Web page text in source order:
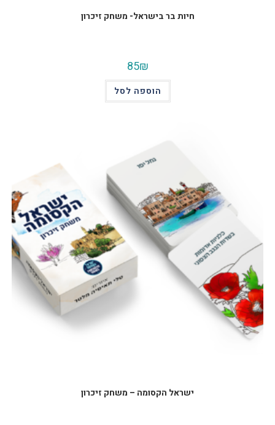
חיות בר בישראל- משחק זיכרון
85₪
הוספה לסל
ישראל הקסומה – משחק זיכרון